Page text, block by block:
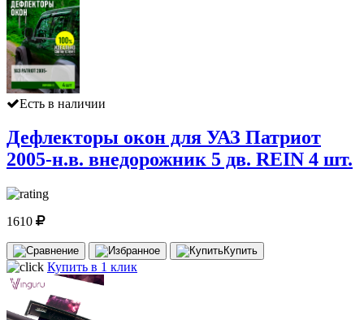
Есть в наличии
Дефлекторы окон для УАЗ Патриот
2005-н.в. внедорожник 5 дв. REIN 4 шт.
1610
Купить
Купить в 1 клик